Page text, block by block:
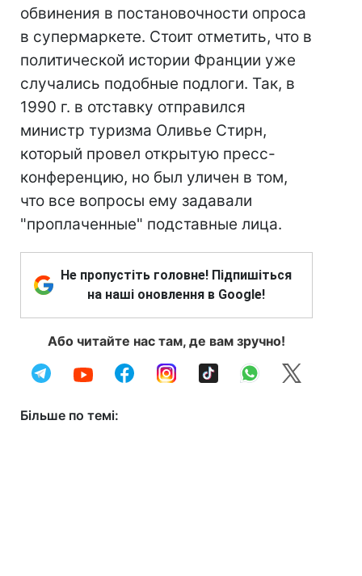
обвинения в постановочности опроса
в супермаркете. Стоит отметить, что в
политической истории Франции уже
случались подобные подлоги. Так, в
1990 г. в отставку отправился
министр туризма Оливье Стирн,
который провел открытую пресс-
конференцию, но был уличен в том,
что все вопросы ему задавали
"проплаченные" подставные лица.
Не пропустіть головне! Підпишіться
на наші оновлення в Google!
Або читайте нас там, де вам зручно!
Більше по темі: